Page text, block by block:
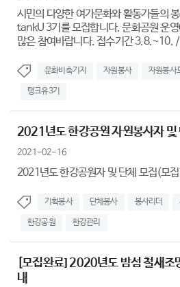
시민의 다양한 여가문화와 활동가들의
tankU 3기를 모집합니다. 문화공원 운
많은 참여바랍니다. 접수기간 3.8.~10.
문화비축기지 자원봉사 자원봉사
탱크유3기
2021년도 한강공원 자원봉사자 및
2021-02-16
2021년도 한강공원자 및 단체 모집(모
기획봉사 단체봉사 봉사리더
한강공원 한강관리
[모집완료] 2020년도 밤섬 철새조
내